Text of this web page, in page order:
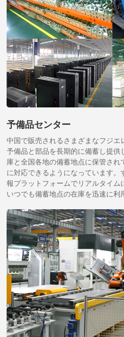
予備品センター
中国で販売されるさまざまなフジエ
予備品と部品を長期的に備蓄し提
庫と全国各地の備蓄地点に保管さ
に対応できるようになっています
報プラットフォームでリアルタイ
いつでも備蓄地点の在庫を迅速に利